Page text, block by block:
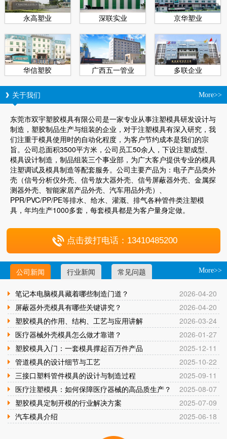
永高塑业 深联实业 京华塑业
华信塑胶 广西五一管业 多联企业
More>>
关于我们
东莞市双宇塑胶模具有限公司是一家专业从事注塑模具研发设计与
制造，塑胶制品生产与组装的企业，对于注塑模具有深入研究，我
们注重于模具使用时的自动化程度，为客户节约成本是我们的宗
旨。公司总面积3500平方米，公司员工50余人，下设注塑成型、
模具设计制造，制品组装三个事业部，为广大客户提供专业的模具
注塑调试及模具制造等配套服务。公司主要产品为：电子产品类外
壳（信号分析仪外壳、信号放大器外壳、信号屏蔽器外壳、金属探
测器外壳、智能家居产品外壳、汽车用品外壳）、
PPR/PVC/PP/PE等排水、给水、灌溉、排气各种管件类注塑模
具，年均生产1000多套，每套模具都是为客户量身定做。
点击拨打电话：13410485200
More>>
公司新闻 行业新闻 常见问题
2026-04-20
笔记本电脑模具藏着哪些制造门道？
2026-04-20
屏蔽器外壳模具有哪些关键讲究？
2026-03-24
塑胶模具的作用、结构、工艺与应用讲解
2026-01-27
医疗器械外壳模具怎么做才靠谱？
2025-12-11
塑胶模具入门：一套模具撑起百万件产品
2025-10-22
管道模具的设计细节与工艺
2025-09-11
三接口塑料管件模具的设计与制造过程
2025-08-07
医疗注塑模具：如何保障医疗器械的高品质生产？
2025-07-09
塑胶模具定制开模的行业解决方案
2025-06-18
汽车模具介绍